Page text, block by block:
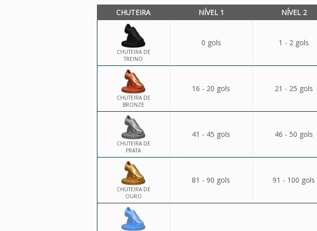
CHUTEIRA NÍVEL 1 NÍVEL 2
CHUTEIRA DE
TREINO
0 gols 1 - 2 gols
CHUTEIRA DE
BRONZE
16 - 20 gols 21 - 25 gols
CHUTEIRA DE
PRATA
41 - 45 gols 46 - 50 gols
CHUTEIRA DE
OURO
81 - 90 gols 91 - 100 gols